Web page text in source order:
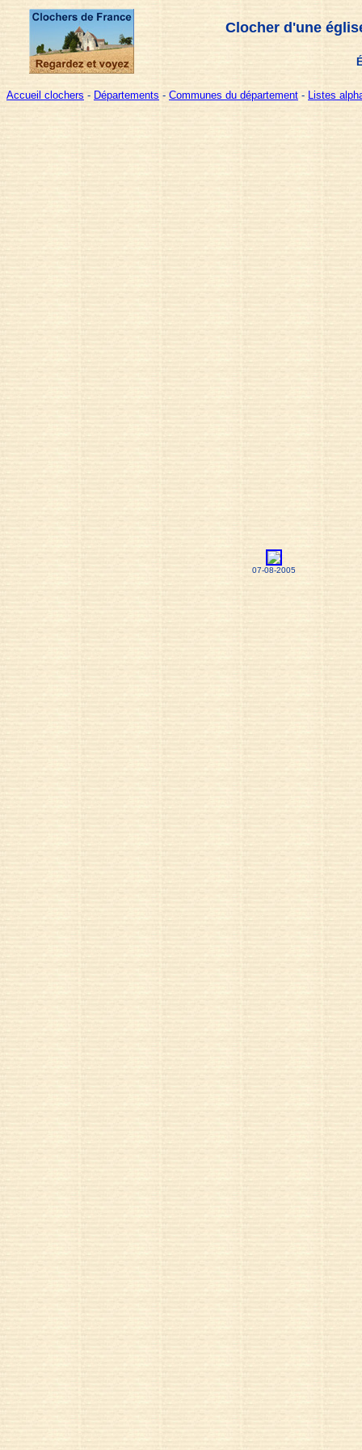
Clocher d'une
Accueil clochers - Départements - Communes du département - Listes
07-08-2005